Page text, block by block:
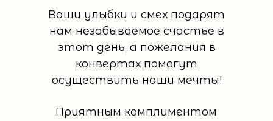
Ваши улыбки и смех подарят
нам незабываемое счастье в
этот день, а пожелания в
конвертах помогут
осуществить наши мечты!
Приятным комплиментом